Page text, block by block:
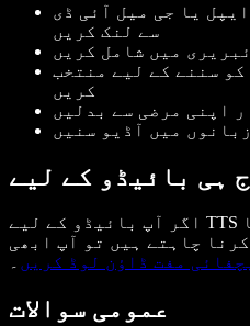
یا جی میل آئی ڈی
سے لنک کریں
میں شامل کریں
سننے کے لیے منتخب
کریں
اپنی مرضی سے بدلیں
میں آڈیو سنیں
اگر آپ بائیڈو کے لیے TTS سے کارکردگی بہتر بنانا
چاہتے ہیں تو آپ ابھی
مفت ڈاؤن لوڈ کریں ۔
عمومی سوالات